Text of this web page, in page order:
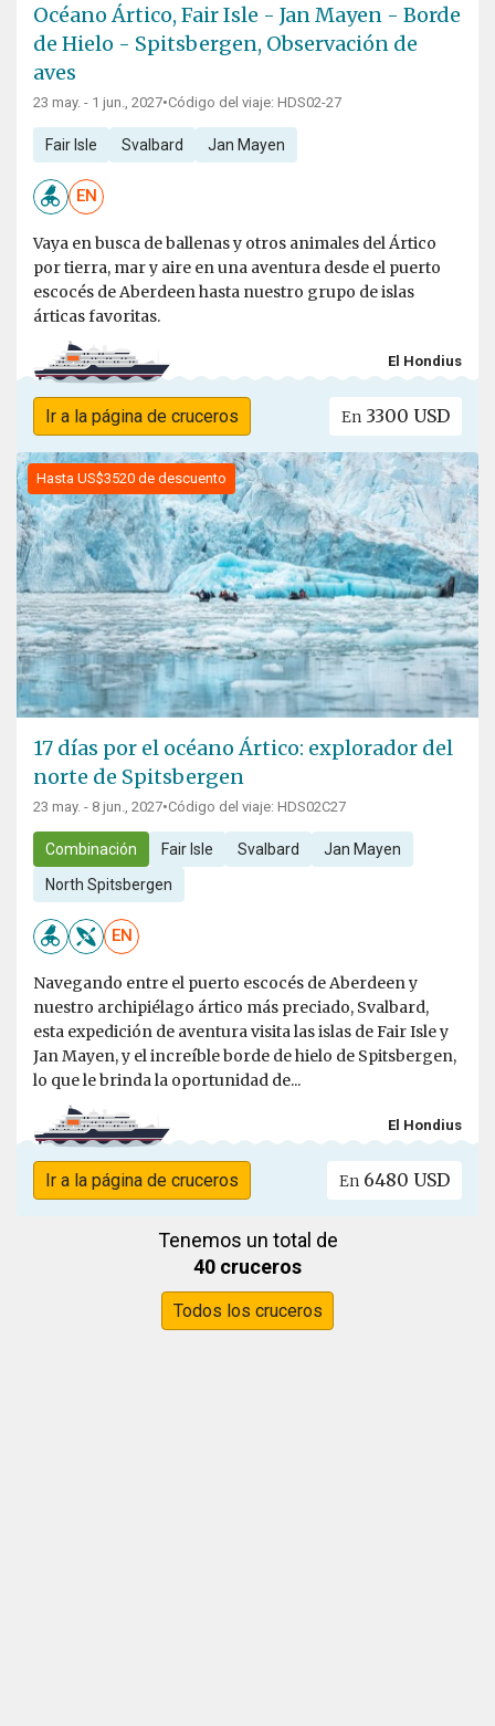
Océano Ártico, Fair Isle - Jan Mayen - Borde
de Hielo - Spitsbergen, Observación de
aves
23 may. - 1 jun., 2027•Código del viaje: HDS02-27
Fair Isle Svalbard Jan Mayen
EN
Vaya en busca de ballenas y otros animales del Ártico
por tierra, mar y aire en una aventura desde el puerto
escocés de Aberdeen hasta nuestro grupo de islas
árticas favoritas.
El Hondius
Ir a la página de cruceros En 3300 USD
Hasta US$3520 de descuento
17 días por el océano Ártico: explorador del
norte de Spitsbergen
23 may. - 8 jun., 2027•Código del viaje: HDS02C27
Combinación Fair Isle Svalbard Jan Mayen
North Spitsbergen
EN
Navegando entre el puerto escocés de Aberdeen y
nuestro archipiélago ártico más preciado, Svalbard,
esta expedición de aventura visita las islas de Fair Isle y
Jan Mayen, y el increíble borde de hielo de Spitsbergen,
lo que le brinda la oportunidad de...
El Hondius
Ir a la página de cruceros En 6480 USD
Tenemos un total de
40 cruceros
Todos los cruceros